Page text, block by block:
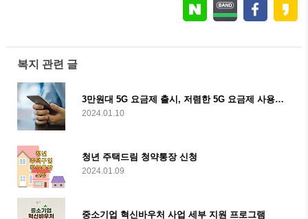
복지 관련 글
3만원대 5G 요금제 출시, 저렴한 5G 요금제 사용방법
2024.01.10
청년 주택드림 청약통장 신청
2024.01.09
중소기업 혁신바우처 사업 세부 지원 프로그램